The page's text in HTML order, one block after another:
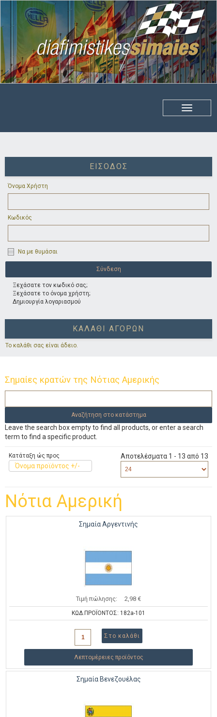
ΕΊΣΟΔΟΣ
Όνομα Χρήστη
Κωδικός
Να με θυμάσαι
Ξεχάσατε τον κωδικό σας;
Ξεχάσατε το όνομα χρήστη;
Δημιουργία λογαριασμού
ΚΑΛΆΘΙ ΑΓΟΡΏΝ
Το καλάθι σας είναι άδειο.
Σημαίες κρατών της Νότιας Αμερικής
Leave the search box empty to find all products, or enter a search
term to find a specific product.
Κατάταξη ώς προς
Όνομα προϊόντος +/-
Αποτελέσματα 1 - 13 από 13
Νότια Αμερική
Σημαία Αργεντινής
Τιμή πώλησης: 2,98 €
ΚΩΔ.ΠΡΟΪΟΝΤΟΣ: 182a-101
Λεπτομέρειες προϊόντος
Σημαία Βενεζουέλας